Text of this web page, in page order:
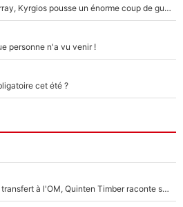
Victime de racisme contre Murray, Kyrgios pousse un énorme coup de gueule !
personne n'a vu venir !
cet été ?
En plein cauchemar après son transfert à l'OM, Quinten Timber raconte ses doutes après sa signature à Marseille